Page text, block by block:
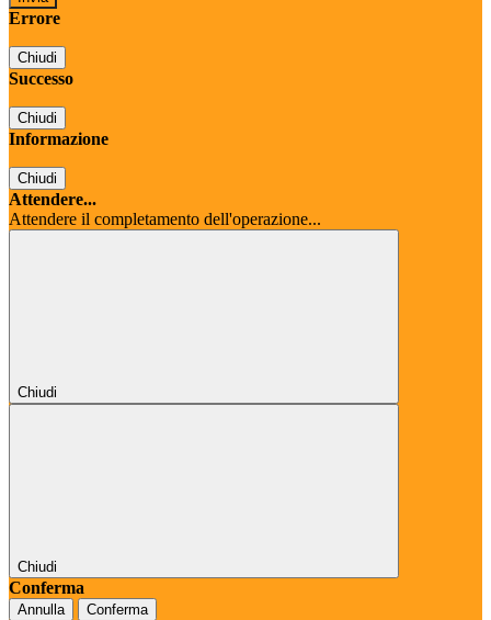
Errore
Chiudi
Successo
Chiudi
Informazione
Chiudi
Attendere...
Attendere il completamento dell'operazione...
Chiudi
Chiudi
Conferma
Annulla Conferma